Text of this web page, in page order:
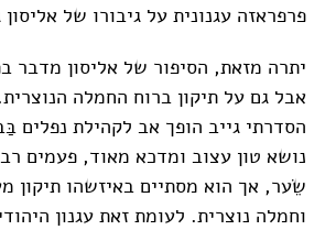
פרפראזה עגנונית על גיבורו של אליסון
יתרה מזאת, הסיפור של אליסון מדבר
אבל גם על תיקון ברוח החמלה
הסדרתי גייב הופך אב לקהילת נפלים
נושא טון עצוב ומדכא מאוד, פעמים
שֵׂער, אך הוא מסתיים באיזשהו תיקון
וחמלה נוצרית. לעומת זאת עגנון